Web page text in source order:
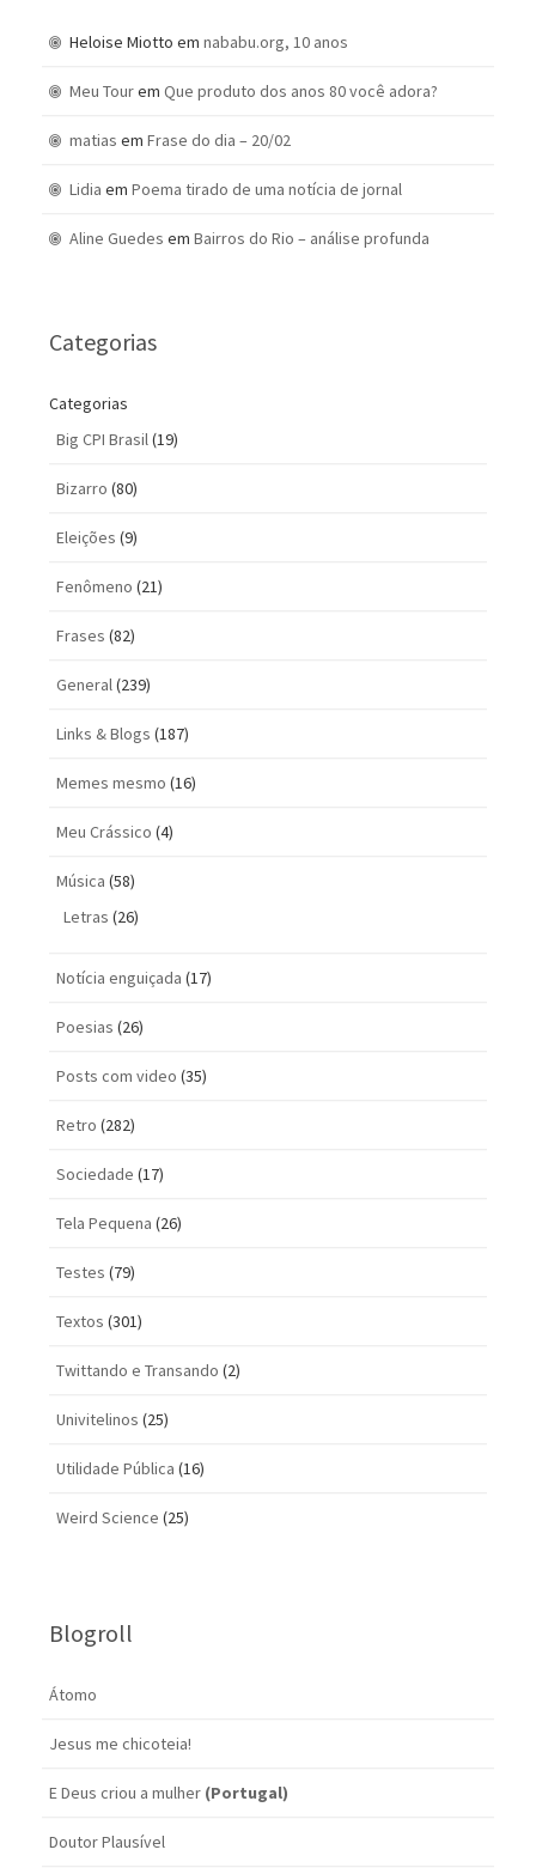
Heloise Miotto em nababu.org, 10 anos
Meu Tourem Que produto dos anos 80 você adora?
matias em Frase do dia – 20/02
Lidia em Poema tirado de uma notícia de jornal
Aline Guedes em Bairros do Rio – análise profunda
Categorias
Categorias
Big CPI Brasil(19)
Bizarro (80)
Eleições (9)
Fenômeno (21)
Frases (82)
General(239)
Links & Blogs (187)
Memes mesmo (16)
Meu Crássico (4)
Música (58)
Letras (26)
Notícia enguiçada (17)
Poesias (26)
Posts com vi­deo (35)
Retro (282)
Sociedade (17)
Tela Pequena (26)
Testes (79)
Textos (301)
Twittando e Transando (2)
Univitelinos (25)
Utilidade Pública (16)
Weird Science (25)
Blogroll
Átomo
Jesus me chicoteia!
E Deus criou a mulher (Portugal)
Doutor Plausível